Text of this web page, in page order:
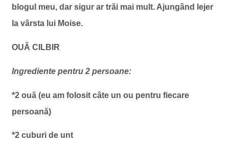
blogul meu, dar sigur ar trăi mai mult. Ajungând lejer
la vârsta lui Moise.
OUĂ CILBIR
Ingrediente pentru 2 persoane:
*2 ouă (eu am folosit câte un ou pentru fiecare
persoană)
*2 cuburi de unt